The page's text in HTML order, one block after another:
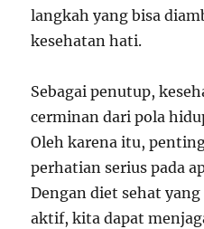
langkah yang bisa
kesehatan hati.
Sebagai penutup,
cerminan dari pola
Oleh karena itu,
perhatian serius pada
Dengan diet sehat
aktif, kita dapat